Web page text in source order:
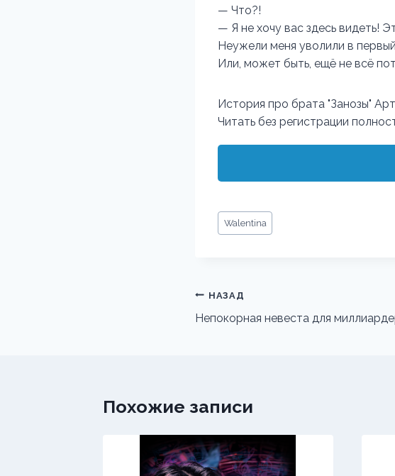
— Что?!
— Я не хочу вас здесь видеть!
Неужели меня уволили в
Или, может быть, ещё не всё
История про брата "Занозы"
Читать без регистрации
Метки
записи:
Walentina
Навигация
по
НАЗАД
Непокорная невеста для
Похожие записи